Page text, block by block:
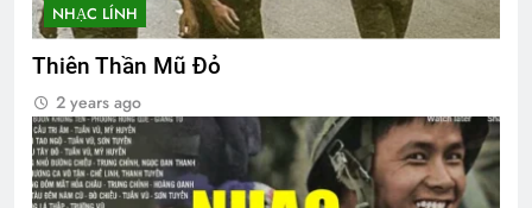
NHẠC LÍNH
Thiên Thần Mũ Đỏ
2 years ago